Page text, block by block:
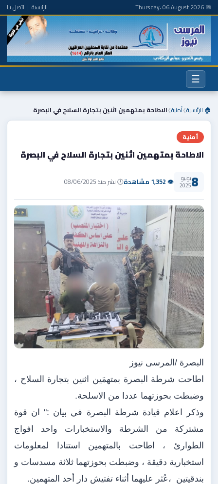
📅 Thursday، 06 August 2026 الرئيسية | اتصل بنا
☰
🏠 الرئيسية❯أمنية❯الاطاحة بمتهمين اثنين بتجارة السلاح في البصرة
أمنية
الاطاحة بمتهمين اثنين بتجارة السلاح في البصرة
8يونيو
2025 👁 1,352 مشاهدة 🕐 نشر منذ 08/06/2025
البصرة /المرسى نيوز
اطاحت شرطة البصرة بمتهمَين اثنين بتجارة السلاح ،
وضبطت بحوزتهما عددا من الاسلحة.
وذكر اعلام قيادة شرطة البصرة في بيان :" ان قوة
مشتركة من الشرطة والاستخبارات واحد افواج
الطوارئ ، اطاحت بالمتهمين استنادا لمعلومات
استخبارية دقيقة ، وضبطت بحوزتهما ثلاثة مسدسات و
بندقيتين ،عُثر عليهما أثناء تفتيش دار أحد المتهمين.